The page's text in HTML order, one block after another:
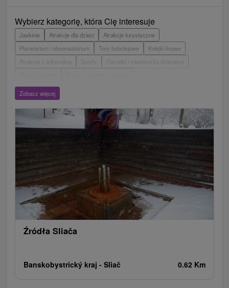
Wybierz kategorię, która Cię interesuje
Jaskinie Atrakcje dla dzieci
Atrakcje turystyczne
Planetarium i obserwatorium
Tory bobslejowe
Kolejki linowe
Atrakcje z adrenaliną
Wieże obserwacyjne i chodniki
Escaperoom
Ogrody botaniczne
Parki miejskie i zamkowe
Loty widokowe i rejsy wycieczkowe
Tarcze
Zabytki techniki
Źródła
Jazda konna
Túry a turistické chodníky
Zamki Chaty górskie
Miejsca sakralne
Rafting, rafting, rafting
Obiekty architektoniczne
Ośrodek narciarski
Pola golfowe
Tory gokartowe
Amfiteatry i kina w przyrodzie
Szlaki winne
Zobacz więcej
Źródła Sliača
Banskobystrický kraj - Sliač 0.62 Km